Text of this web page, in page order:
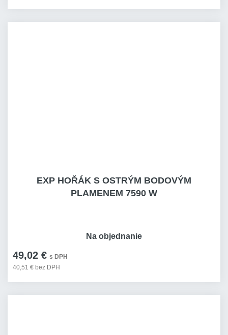
EXP HOŘÁK S OSTRÝM BODOVÝM
PLAMENEM 7590 W
49,02 € s DPH
40,51 € bez DPH
Na objednanie